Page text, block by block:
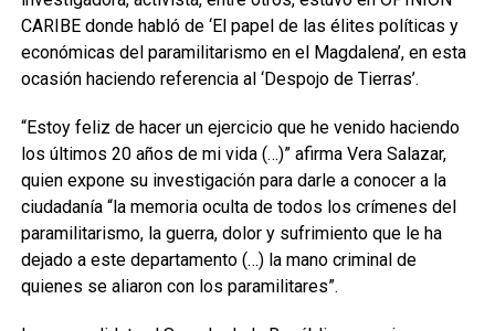
CARIBE donde habló de ‘El papel de las élites políticas y
económicas del paramilitarismo en el Magdalena’, en esta
ocasión haciendo referencia al ‘Despojo de Tierras’.
“Estoy feliz de hacer un ejercicio que he venido haciendo
los últimos 20 años de mi vida (…)” afirma Vera Salazar,
quien expone su investigación para darle a conocer a la
ciudadanía “la memoria oculta de todos los crímenes del
paramilitarismo, la guerra, dolor y sufrimiento que le ha
dejado a este departamento (…) la mano criminal de
quienes se aliaron con los paramilitares”.